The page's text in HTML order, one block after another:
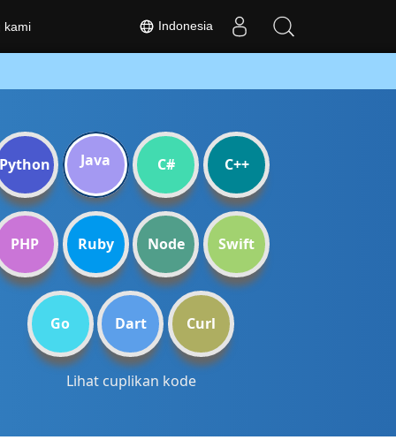
Python Java C# C++
PHP Ruby Node Swift
Go Dart Curl
Lihat cuplikan kode
Indonesia
kami